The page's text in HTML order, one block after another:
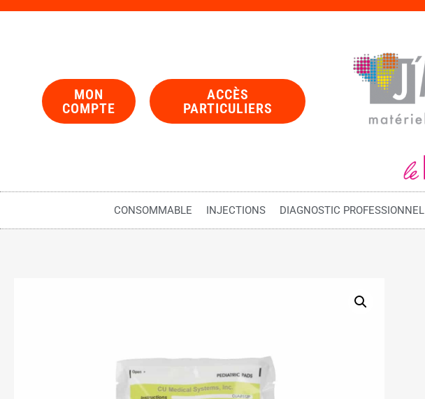
MON
COMPTE
ACCÈS
PARTICULIERS
CONSOMMABLE INJECTIONS DIAGNOSTIC PROFESSIONNEL